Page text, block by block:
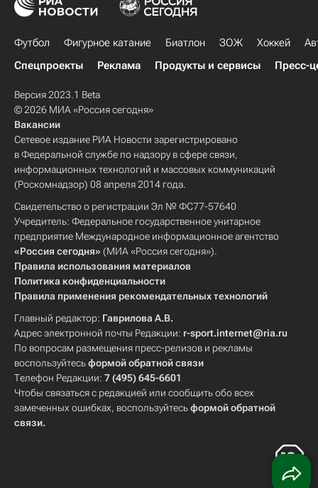
Футбол Фигурное катание Биатлон ЗОЖ Хоккей
Спецпроекты
Реклама Продукты и сервисы Пресс-
Версия 2023.1 Beta
© 2026 МИА «Россия сегодня»
Вакансии
Сетевое издание РИА Новости зарегистрировано
в Федеральной службе по надзору в сфере связи,
информационных технологий и массовых коммуникаций
(Роскомнадзор) 08 апреля 2014 года.
Свидетельство о регистрации Эл № ФС77-57640
Учредитель: Федеральное государственное унитарное
предприятие Международное информационное агентство
«Россия сегодня» (МИА «Россия сегодня»).
Правила использования материалов
Политика конфиденциальности
Правила применения рекомендательных технологий
Главный редактор: Гаврилова А.В.
Адрес электронной почты Редакции: r-sport.internet@ria.ru
По вопросам размещения пресс-релизов и рекламы
воспользуйтесьформой обратной связи
Телефон Редакции: 7 (495) 645-6601
Чтобы связаться с редакцией или сообщить обо всех
замеченных ошибках, воспользуйтесьформой обратной
связи.